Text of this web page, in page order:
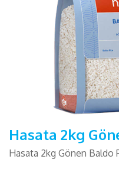
Hasata 2kg
Hasata 2kg Gönen Baldo